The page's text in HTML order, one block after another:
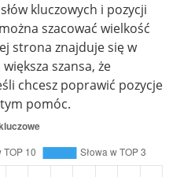
kluczowych i pozycji
szacować wielkość
strona znajduje się w
szansa, że
chcesz poprawić pozycje
pomóc.